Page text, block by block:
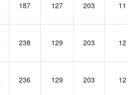
187 127 203 11
238 129 203 12
236 129 203 12